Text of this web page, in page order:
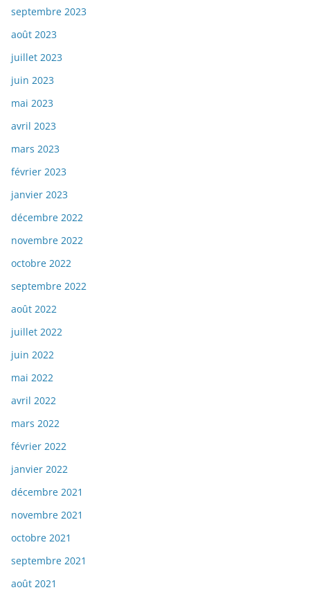
septembre 2023
août 2023
juillet 2023
juin 2023
mai 2023
avril 2023
mars 2023
février 2023
janvier 2023
décembre 2022
novembre 2022
octobre 2022
septembre 2022
août 2022
juillet 2022
juin 2022
mai 2022
avril 2022
mars 2022
février 2022
janvier 2022
décembre 2021
novembre 2021
octobre 2021
septembre 2021
août 2021